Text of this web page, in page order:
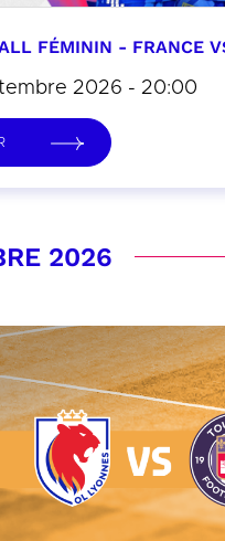
FÉMININ - FRANCE
2026 - 20:00
2026